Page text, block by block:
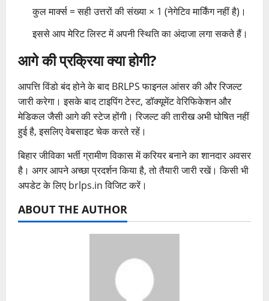
कुल मार्क्स = सही उत्तरों की संख्या × 1 (नेगेटिव मार्किंग नहीं है)।
इससे आप मेरिट लिस्ट में अपनी स्थिति का अंदाजा लगा सकते हैं।
आगे की प्रक्रिया क्या होगी?
आपत्ति विंडो बंद होने के बाद BRLPS फाइनल आंसर की और रिजल्ट
जारी करेगा। इसके बाद टाइपिंग टेस्ट, डॉक्यूमेंट वेरिफिकेशन और
मेडिकल जैसी आगे की स्टेज होंगी। रिजल्ट की तारीख अभी घोषित नहीं
हुई है, इसलिए वेबसाइट चेक करते रहें।
बिहार जीविका भर्ती ग्रामीण विकास में करियर बनाने का शानदार अवसर
है। अगर आपने अच्छा प्रदर्शन किया है, तो तैयारी जारी रखें। किसी भी
अपडेट के लिए brlps.in विजिट करें।
ABOUT THE AUTHOR